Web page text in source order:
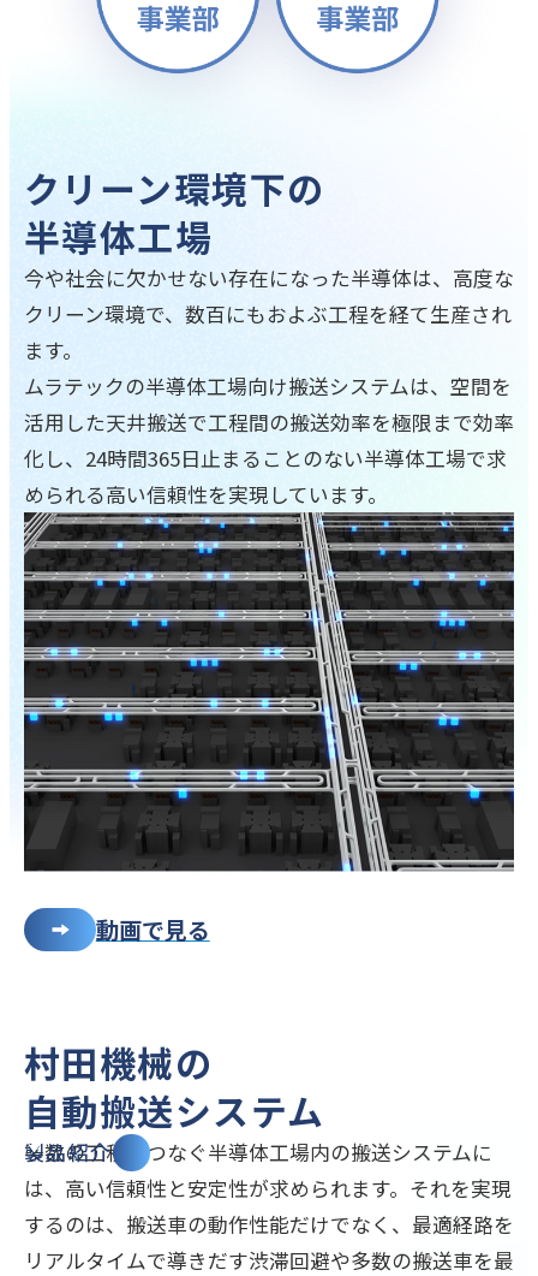
クリーン環境下の
半導体工場
今や社会に欠かせない存在になった半導体は、高度な
クリーン環境で、数百にもおよぶ工程を経て生産され
ます。
ムラテックの半導体工場向け搬送システムは、空間を
活用した天井搬送で工程間の搬送効率を極限まで効率
化し、24時間365日止まることのない半導体工場で求
められる高い信頼性を実現しています。
動画で見る
村田機械の
自動搬送システム
製品紹介
多数の工程をつなぐ半導体工場内の搬送システムに
は、高い信頼性と安定性が求められます。それを実現
するのは、搬送車の動作性能だけでなく、最適経路を
リアルタイムで導きだす渋滞回避や多数の搬送車を最